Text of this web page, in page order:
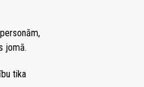
jomā.
tika